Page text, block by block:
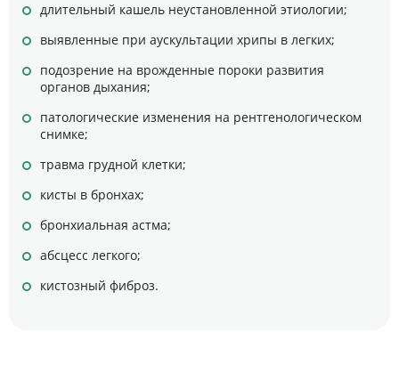
длительный кашель неустановленной этиологии;
выявленные при аускультации хрипы в легких;
подозрение на врожденные пороки развития
органов дыхания;
патологические изменения на рентгенологическом
снимке;
травма грудной клетки;
кисты в бронхах;
бронхиальная астма;
абсцесс легкого;
кистозный фиброз.